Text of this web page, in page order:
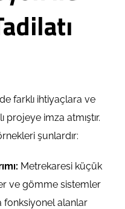
farklı ihtiyaçlara ve
projeye imza atmıştır.
şunlardır:
Metrekaresi küçük
ve gömme sistemler
fonksiyonel alanlar